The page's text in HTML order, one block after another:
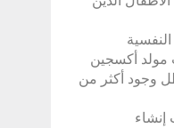
لاجئ سوري. كما دعمت في غزة جهود مواجهة كوفيد-19، وتركيب مولد أكسجين
وجود أكثر من
إنشاء